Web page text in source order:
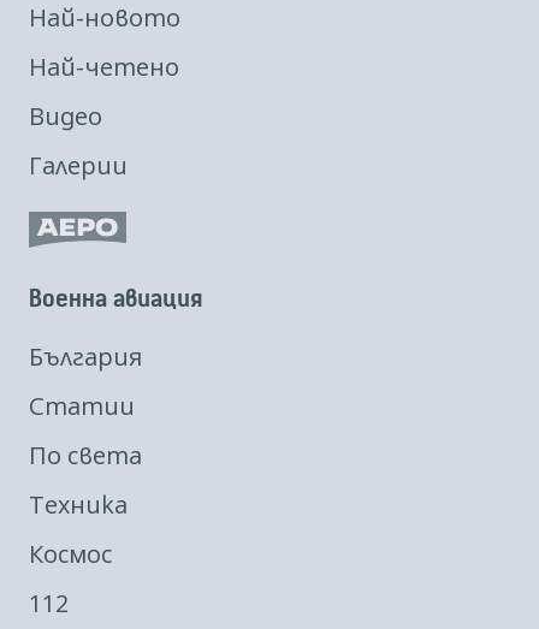
Най-новото
Най-четено
Видео
Галерии
Военна авиация
България
Статии
По света
Техника
Космос
112